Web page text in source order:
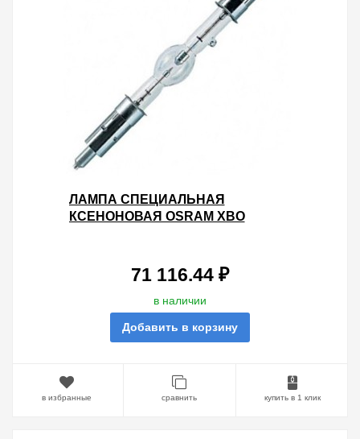
ЛАМПА СПЕЦИАЛЬНАЯ
КСЕНОНОВАЯ OSRAM XBO
71 116.44 ₽
в наличии
Добавить в корзину
в избранные сравнить купить в 1 клик